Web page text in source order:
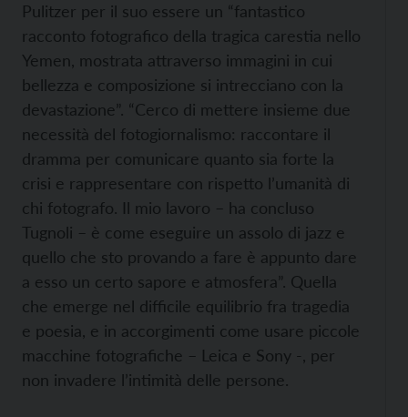
Pulitzer per il suo essere un “fantastico
racconto fotografico della tragica carestia nello
Yemen, mostrata attraverso immagini in cui
bellezza e composizione si intrecciano con la
devastazione”. “Cerco di mettere insieme due
necessità del fotogiornalismo: raccontare il
dramma per comunicare quanto sia forte la
crisi e rappresentare con rispetto l’umanità di
chi fotografo. Il mio lavoro – ha concluso
Tugnoli – è come eseguire un assolo di jazz e
quello che sto provando a fare è appunto dare
a esso un certo sapore e atmosfera”. Quella
che emerge nel difficile equilibrio fra tragedia
e poesia, e in accorgimenti come usare piccole
macchine fotografiche – Leica e Sony -, per
non invadere l’intimità delle persone.